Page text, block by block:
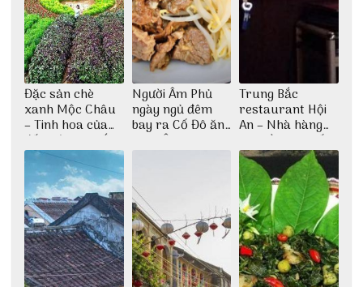
Đặc sản chè
xanh Mộc Châu
– Tinh hoa của
đất trời Tây Bắc
Người Âm Phủ
ngày ngủ đêm
bay ra Cố Đô ăn
Cơm Âm Phủ
Huế
Trung Bắc
restaurant Hội
An – Nhà hàng
cao lầu có thiết
kế vô cùng ấn
tượng giữa lòng
phố Hội